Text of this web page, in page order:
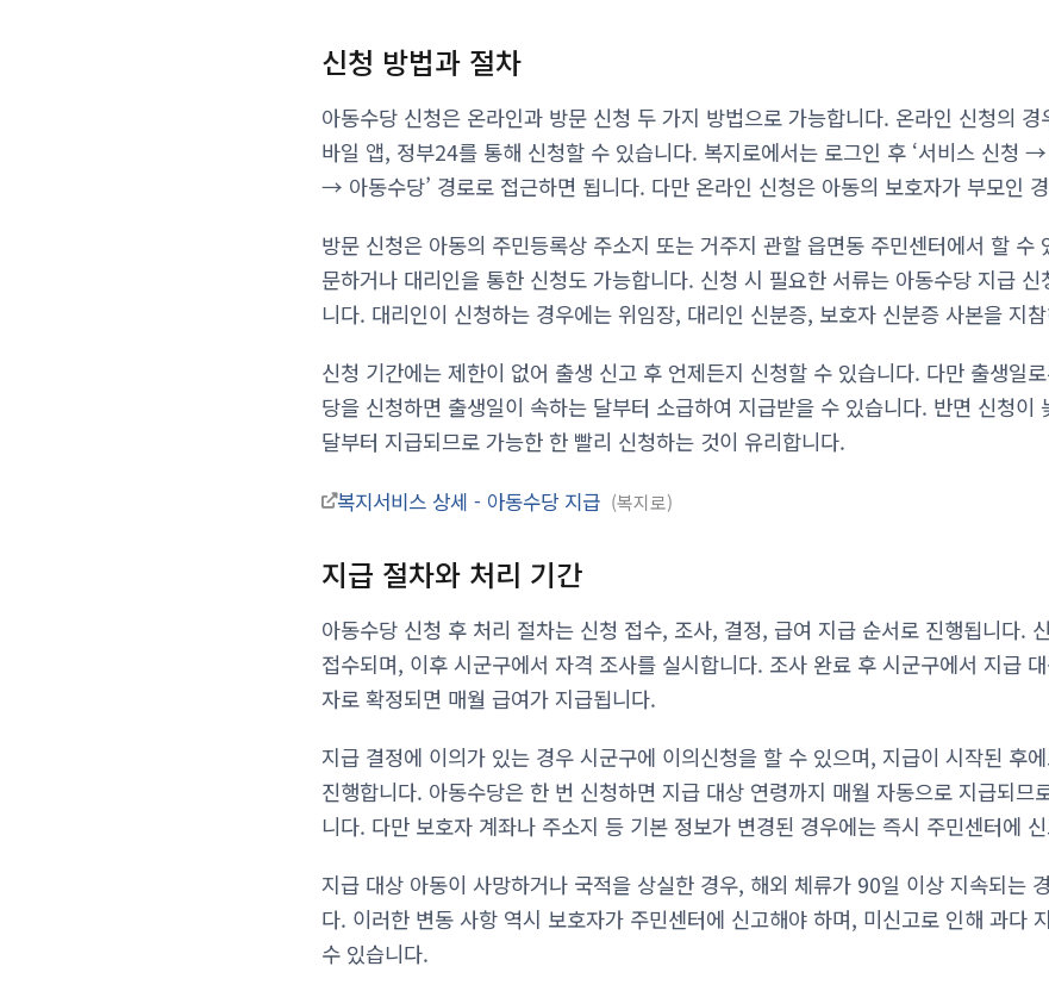
신청 방법과 절차
아동수당 신청은 온라인과 방문 신청 두 가지 방법으로 가능합니다. 온라인 신청의
바일 앱, 정부24를 통해 신청할 수 있습니다. 복지로에서는 로그인 후 ‘서비스 신청
→ 아동수당’ 경로로 접근하면 됩니다. 다만 온라인 신청은 아동의 보호자가 부모인
방문 신청은 아동의 주민등록상 주소지 또는 거주지 관할 읍면동 주민센터에서 할 수
문하거나 대리인을 통한 신청도 가능합니다. 신청 시 필요한 서류는 아동수당 지급 신
니다. 대리인이 신청하는 경우에는 위임장, 대리인 신분증, 보호자 신분증 사본을 지
신청 기간에는 제한이 없어 출생 신고 후 언제든지 신청할 수 있습니다. 다만 출생일
당을 신청하면 출생일이 속하는 달부터 소급하여 지급받을 수 있습니다. 반면 신청이
달부터 지급되므로 가능한 한 빨리 신청하는 것이 유리합니다.
복지서비스 상세 - 아동수당 지급 복지로
지급 절차와 처리 기간
아동수당 신청 후 처리 절차는 신청 접수, 조사, 결정, 급여 지급 순서로 진행됩니다.
접수되며, 이후 시군구에서 자격 조사를 실시합니다. 조사 완료 후 시군구에서 지급
자로 확정되면 매월 급여가 지급됩니다.
지급 결정에 이의가 있는 경우 시군구에 이의신청을 할 수 있으며, 지급이 시작된 후
진행합니다. 아동수당은 한 번 신청하면 지급 대상 연령까지 매월 자동으로 지급되므
니다. 다만 보호자 계좌나 주소지 등 기본 정보가 변경된 경우에는 즉시 주민센터에
지급 대상 아동이 사망하거나 국적을 상실한 경우, 해외 체류가 90일 이상 지속되는
다. 이러한 변동 사항 역시 보호자가 주민센터에 신고해야 하며, 미신고로 인해 과다
수 있습니다.